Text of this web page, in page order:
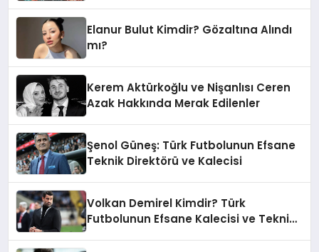
Elanur Bulut Kimdir? Gözaltına Alındı
mı?
Kerem Aktürkoğlu ve Nişanlısı Ceren
Azak Hakkında Merak Edilenler
Şenol Güneş: Türk Futbolunun Efsane
Teknik Direktörü ve Kalecisi
Volkan Demirel Kimdir? Türk
Futbolunun Efsane Kalecisi ve Teknik